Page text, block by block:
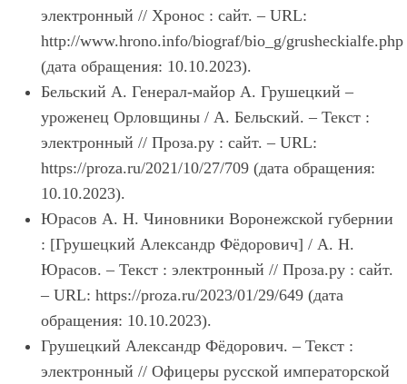
электронный // Хронос : сайт. – URL:
http://www.hrono.info/biograf/bio_g/grusheckialfe.php
(дата обращения: 10.10.2023).
Бельский А. Генерал-майор А. Грушецкий –
уроженец Орловщины / А. Бельский. – Текст :
электронный // Проза.ру : сайт. – URL:
https://proza.ru/2021/10/27/709 (дата обращения:
10.10.2023).
Юрасов А. Н. Чиновники Воронежской губернии
: [Грушецкий Александр Фёдорович] / А. Н.
Юрасов. – Текст : электронный // Проза.ру : сайт.
– URL: https://proza.ru/2023/01/29/649 (дата
обращения: 10.10.2023).
Грушецкий Александр Фёдорович. – Текст :
электронный // Офицеры русской императорской